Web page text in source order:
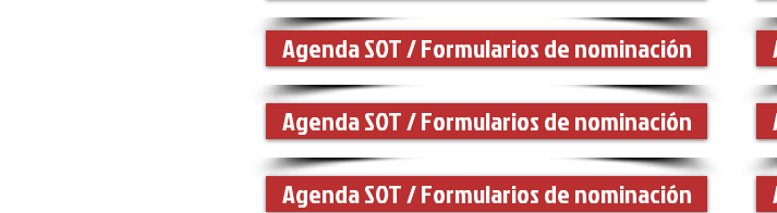
Agenda SOT / Formularios de nominación
Agenda SOT / Formularios de nominación
Agenda SOT / Formularios de nominación